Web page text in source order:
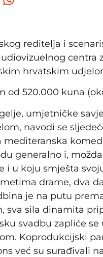
reditelja i
centra
hrvatskim
od 520.000 kuna
umjetničke
navodi se
generalno i,
i u koju smješta
drame, dva
je na putu
sva sila dinamita
svadbu zapliće
Koprodukcijski
već su surađivali